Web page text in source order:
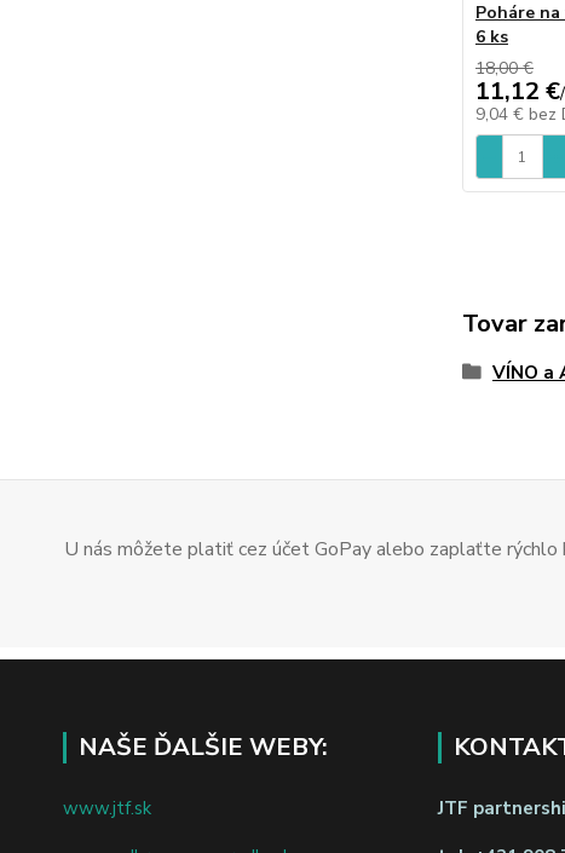
Poháre
6 ks
18,00 €
11,12 €/
9,04 € bez
Tovar
VÍNO a
U nás môžete platiť cez účet GoPay alebo zaplaťte rýchlo
NAŠE ĎALŠIE WEBY:
www.jtf.sk
JTF